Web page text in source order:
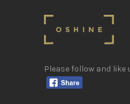
Please follow and like